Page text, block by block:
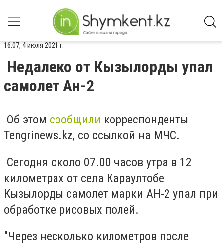
16:07, 4 июля 2021 г.
Недалеко от Кызылорды упал
самолет Ан-2
Об этом сообщили корреспонденты
Tengrinews.kz, со ссылкой на МЧС.
Сегодня около 07.00 часов утра в 12
километрах от села Караултобе
Кызылорды самолет марки АН-2 упал при
обработке рисовых полей.
"Через несколько километров после